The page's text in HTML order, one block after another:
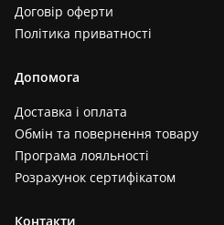
Договір оферти
Політика приватності
Допомога
Доставка і оплата
Обмін та повернення товару
Програма лояльності
Розрахунок сертифікатом
Контакти